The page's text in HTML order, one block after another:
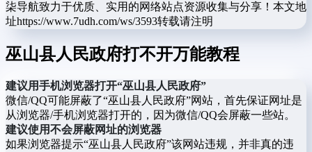
柒导航致力于优质、实用的网络站点资源收集与分享！ 本文地
址https://www.7udh.com/ws/3593转载请注明
巫山县人民政府打不开万能教程
建议用手机浏览器打开“巫山县人民政府”
微信/QQ可能屏蔽了“巫山县人民政府”网站，首先保证网址是
从浏览器/手机浏览器打开的，因为微信/QQ会屏蔽一些站。
建议使用不会屏蔽网址的浏览器
如果浏览器提示“巫山县人民政府”该网站违规，并非真的违